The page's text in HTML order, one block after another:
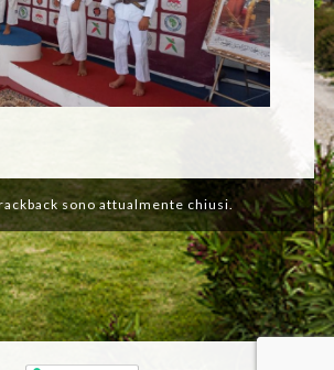
sono attualmente chiusi.